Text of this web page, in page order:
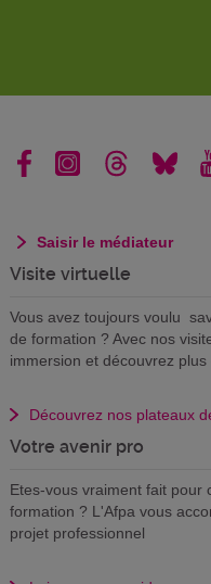
Saisir le médiateur
Visite virtuelle
Vous avez toujours voulu
de formation ? Avec nos
immersion et découvrez
Découvrez nos plateaux
Votre avenir pro
Etes-vous vraiment fait pour
formation ? L'Afpa vous
projet professionnel